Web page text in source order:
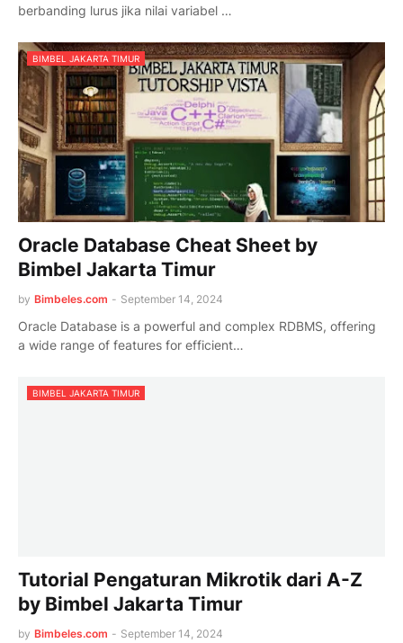
berbanding lurus jika nilai variabel …
BIMBEL JAKARTA TIMUR
Oracle Database Cheat Sheet by
Bimbel Jakarta Timur
by Bimbeles.com - September 14, 2024
Oracle Database is a powerful and complex RDBMS, offering
a wide range of features for efficient…
BIMBEL JAKARTA TIMUR
Tutorial Pengaturan Mikrotik dari A-Z
by Bimbel Jakarta Timur
by Bimbeles.com - September 14, 2024